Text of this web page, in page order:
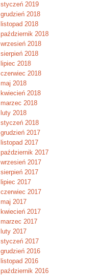
styczeń 2019
grudzień 2018
listopad 2018
październik 2018
wrzesień 2018
sierpień 2018
lipiec 2018
czerwiec 2018
maj 2018
kwiecień 2018
marzec 2018
luty 2018
styczeń 2018
grudzień 2017
listopad 2017
październik 2017
wrzesień 2017
sierpień 2017
lipiec 2017
czerwiec 2017
maj 2017
kwiecień 2017
marzec 2017
luty 2017
styczeń 2017
grudzień 2016
listopad 2016
październik 2016